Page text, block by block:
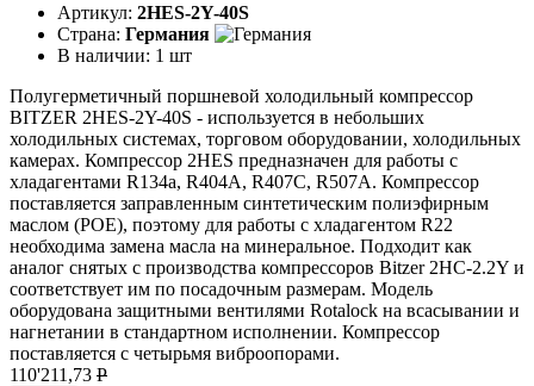
Артикул: 2HES-2Y-40S
Страна: Германия
В наличии: 1 шт
Полугерметичный поршневой холодильный компрессор
BITZER 2HES-2Y-40S - используется в небольших
холодильных системах, торговом оборудовании, холодильных
камерах. Компрессор 2HES предназначен для работы с
хладагентами R134a, R404A, R407C, R507A. Компрессор
поставляется заправленным синтетическим полиэфирным
маслом (POE), поэтому для работы с хладагентом R22
необходима замена масла на минеральное. Подходит как
аналог снятых с производства компрессоров Bitzer 2HC-2.2Y и
соответствует им по посадочным размерам. Модель
оборудована защитными вентилями Rotalock на всасывании и
нагнетании в стандартном исполнении. Компрессор
поставляется с четырьмя виброопорами.
110'211,73 P